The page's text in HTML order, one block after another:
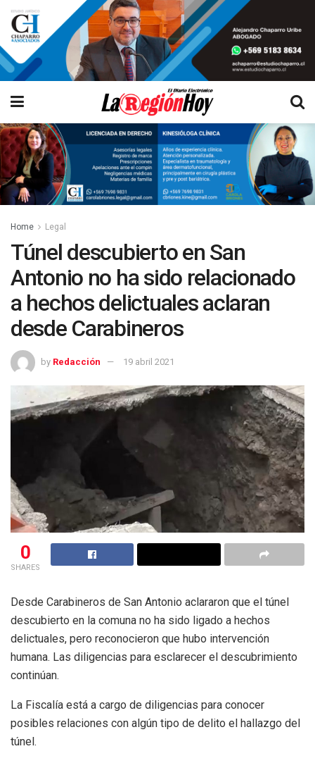
Home Legal
Túnel descubierto en San
Antonio no ha sido relacionado
a hechos delictuales aclaran
desde Carabineros
by Redacción 19 abril 2021
0
SHARES
Desde Carabineros de San Antonio aclararon que el túnel
descubierto en la comuna no ha sido ligado a hechos
delictuales, pero reconocieron que hubo intervención
humana. Las diligencias para esclarecer el descubrimiento
continúan.
La Fiscalía está a cargo de diligencias para conocer
posibles relaciones con algún tipo de delito el hallazgo del
túnel.